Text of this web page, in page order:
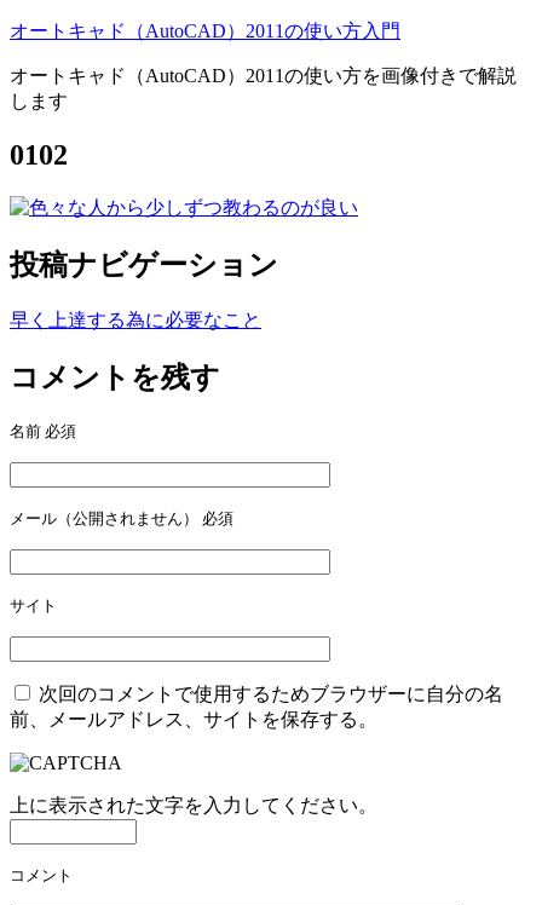
オートキャド（AutoCAD）2011の使い方入門
オートキャド（AutoCAD）2011の使い方を画像付きで解説
します
0102
投稿ナビゲーション
早く上達する為に必要なこと
コメントを残す
名前 必須
メール（公開されません） 必須
サイト
次回のコメントで使用するためブラウザーに自分の名
前、メールアドレス、サイトを保存する。
上に表示された文字を入力してください。
コメント